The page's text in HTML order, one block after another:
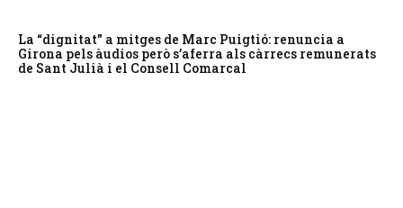
La “dignitat” a mitges de Marc Puigtió: renuncia a
Girona pels àudios però s’aferra als càrrecs remunerats
de Sant Julià i el Consell Comarcal